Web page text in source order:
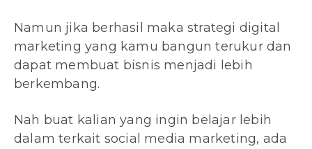
Namun jika berhasil maka strategi digital
marketing yang kamu bangun terukur dan
dapat membuat bisnis menjadi lebih
berkembang.
Nah buat kalian yang ingin belajar lebih
dalam terkait social media marketing, ada